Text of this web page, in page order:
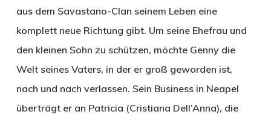
aus dem Savastano-Clan seinem Leben eine
komplett neue Richtung gibt. Um seine Ehefrau und
den kleinen Sohn zu schützen, möchte Genny die
Welt seines Vaters, in der er groß geworden ist,
nach und nach verlassen. Sein Business in Neapel
überträgt er an Patricia (Cristiana Dell’Anna), die